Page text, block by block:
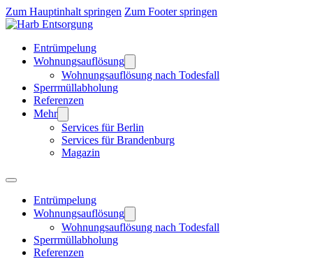
Zum Hauptinhalt springen Zum Footer springen
Entrümpelung
Wohnungsauflösung
Wohnungsauflösung nach Todesfall
Sperrmüllabholung
Referenzen
Mehr
Services für Berlin
Services für Brandenburg
Magazin
Entrümpelung
Wohnungsauflösung
Wohnungsauflösung nach Todesfall
Sperrmüllabholung
Referenzen